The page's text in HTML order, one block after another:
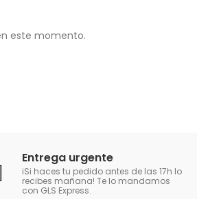
este momento.
Entrega urgente
iSi haces tu pedido antes de las 17h lo
recibes mañana! Te lo mandamos
con GLS Express.